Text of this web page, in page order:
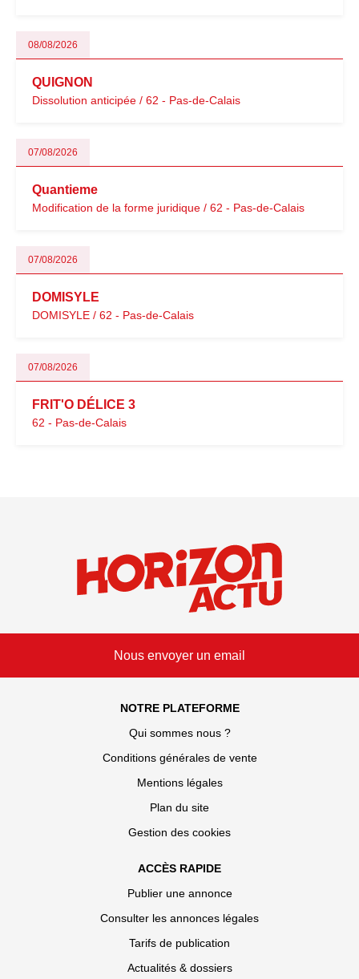
08/08/2026
QUIGNON
Dissolution anticipée / 62 - Pas-de-Calais
07/08/2026
Quantieme
Modification de la forme juridique / 62 - Pas-de-Calais
07/08/2026
DOMISYLE
DOMISYLE / 62 - Pas-de-Calais
07/08/2026
FRIT'O DÉLICE 3
62 - Pas-de-Calais
Nous envoyer un email
NOTRE PLATEFORME
Qui sommes nous ?
Conditions générales de vente
Mentions légales
Plan du site
Gestion des cookies
ACCÈS RAPIDE
Publier une annonce
Consulter les annonces légales
Tarifs de publication
Actualités & dossiers